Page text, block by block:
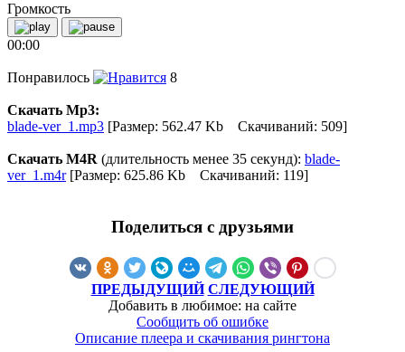
Громкость
00:00
Понравилось 8
Скачать Mp3:
blade-ver_1.mp3 [Размер: 562.47 Kb Скачиваний: 509]
Скачать M4R (длительность менее 35 секунд): blade-
ver_1.m4r[Размер: 625.86 Kb Скачиваний: 119]
Поделиться с друзьями
ПРЕДЫДУЩИЙ СЛЕДУЮЩИЙ
Добавить в любимое: на сайте
Сообщить об ошибке
Описание плеера и скачивания рингтона